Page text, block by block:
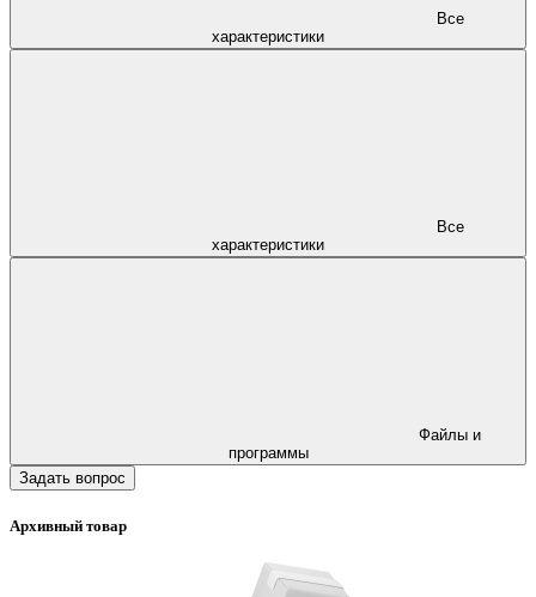
характеристики
характеристики
программы
Задать вопрос
Архивный товар